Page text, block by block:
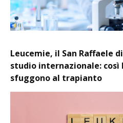
Leucemie, il San Raffaele
studio internazionale:
sfuggono al trapianto